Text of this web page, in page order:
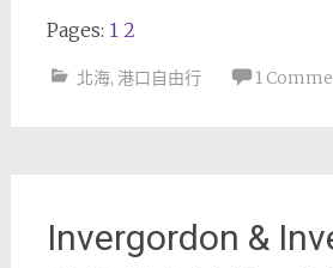
Pages: 1 2
北海, 港口自由行 1
Invergordon &